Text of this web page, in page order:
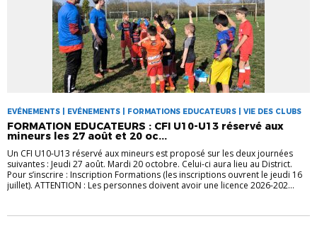
EVÉNEMENTS | EVÉNEMENTS | FORMATIONS EDUCATEURS | VIE DES CLUBS
FORMATION EDUCATEURS : CFI U10-U13 réservé aux
mineurs les 27 août et 20 oc...
Un CFI U10-U13 réservé aux mineurs est proposé sur les deux journées
suivantes : Jeudi 27 août. Mardi 20 octobre. Celui-ci aura lieu au District.
Pour s’inscrire : Inscription Formations (les inscriptions ouvrent le jeudi 16
juillet). ATTENTION : Les personnes doivent avoir une licence 2026-202...